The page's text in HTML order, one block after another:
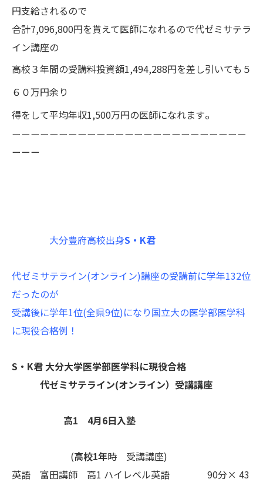
円支給されるので
合計7,096,800円を貰えて医師になれるので代ゼミサテラ
イン講座の
高校３年間の受講料投資額1,494,288円を差し引いても５
６０万円余り
得をして平均年収1,500万円の医師になれます。
ーーーーーーーーーーーーーーーーーーーーーーーーー
ーーー
大分豊府高校出身S・K君
代ゼミサテライン(オンライン)講座の受講前に学年132位
だったのが
受講後に学年1位(全県9位)になり国立大の医学部医学科
に現役合格例！
S・K君 大分大学医学部医学科に現役合格
代ゼミサテライン(オンライン）受講講座
高1 4月6日入塾
(高校1年時 受講講座)
英語 富田講師 高1 ハイレベル英語 90分× 43